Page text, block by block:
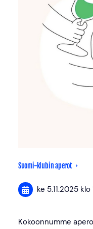
Suomi-klubin aperot
ke 5.11.2025 klo
Kokoonnumme